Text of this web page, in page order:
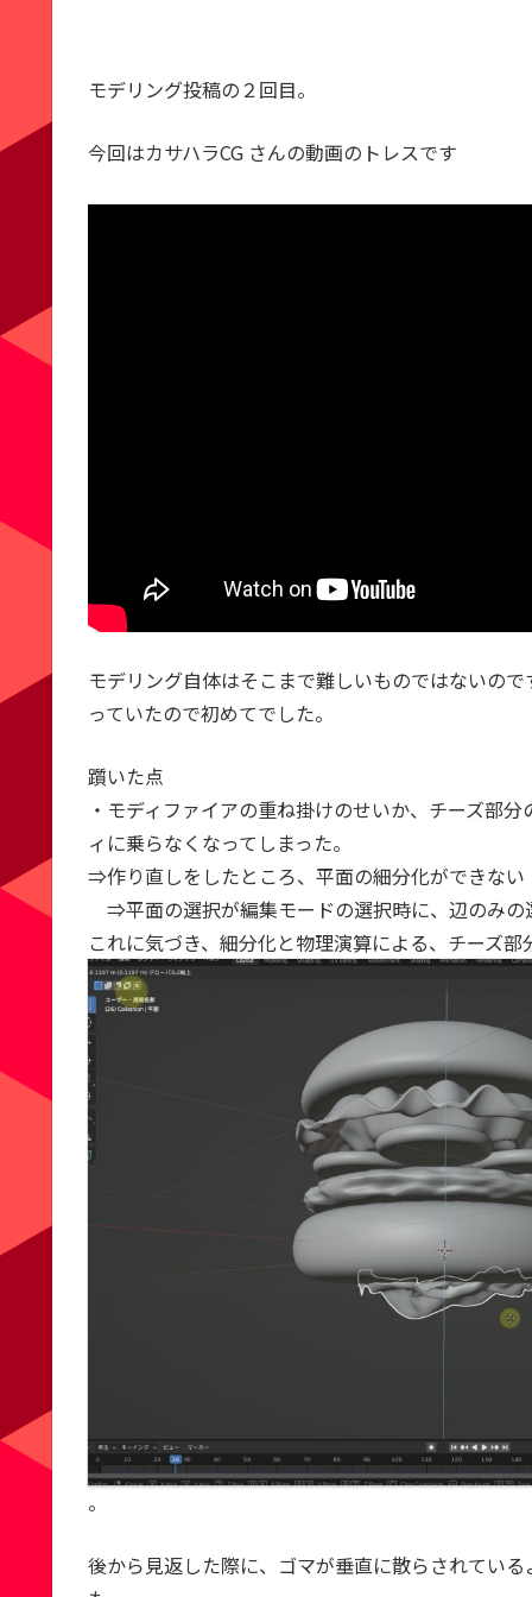
モデリング投稿の２回目。
今回はカサハラCG さんの動画のトレスです
モデリング自体はそこまで難しいものではないの
っていたので初めてでした。
躓いた点
・モディファイアの重ね掛けのせいか、チーズ部
ィに乗らなくなってしまった。
⇒作り直しをしたところ、平面の細分化ができない
⇒平面の選択が編集モードの選択時に、辺のみの
これに気づき、細分化と物理演算による、チーズ
。
後から見返した際に、ゴマが垂直に散らされてい